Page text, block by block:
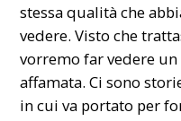
stessa qualità che
vedere. Visto che
vorremo far vedere
affamata. Ci sono
in cui va portato per